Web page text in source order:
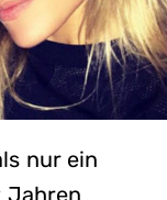
nur ein
Jahren